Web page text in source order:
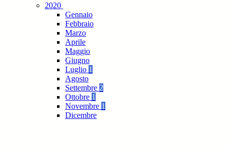
2020
Gennaio
Febbraio
Marzo
Aprile
Maggio
Giugno
Luglio 1
Agosto
Settembre 2
Ottobre 1
Novembre 1
Dicembre